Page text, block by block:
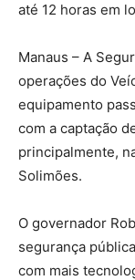
até 12 horas em
Manaus – A
operações do
equipamento
com a captação
principalmente,
Solimões.
O governador
segurança
com mais